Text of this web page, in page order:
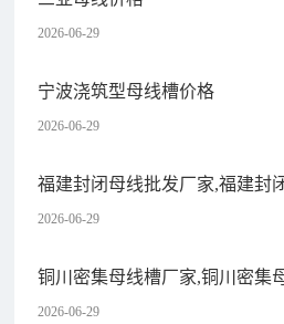
2026-06-29
宁波浇筑型母线槽价格
2026-06-29
福建封闭母线批发厂家,福建封
2026-06-29
铜川密集母线槽厂家,铜川密集
2026-06-29